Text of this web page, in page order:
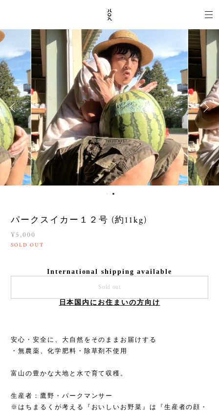
パークスイカー１２号 (約11kg)
¥5,000
SOLD OUT
International shipping available
Sold out
日本国内にお住まいの方向け
安心・安全に、大自然をそのままお届けする
・無農薬、化学肥料・除草剤不使用
富山の豊かな大地と水で育て収穫。
生産者：鷹野・パークマンサー
※はちまるくが考える『おいしいお野菜』は『生産者の顔・